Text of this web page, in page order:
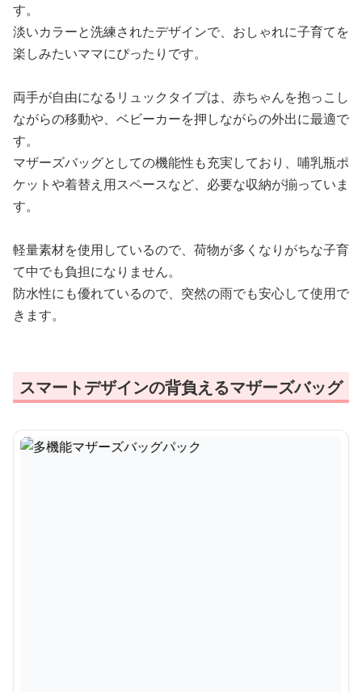
す。
淡いカラーと洗練されたデザインで、おしゃれに子育てを
楽しみたいママにぴったりです。
両手が自由になるリュックタイプは、赤ちゃんを抱っこし
ながらの移動や、ベビーカーを押しながらの外出に最適で
す。
マザーズバッグとしての機能性も充実しており、哺乳瓶ポ
ケットや着替え用スペースなど、必要な収納が揃っていま
す。
軽量素材を使用しているので、荷物が多くなりがちな子育
て中でも負担になりません。
防水性にも優れているので、突然の雨でも安心して使用で
きます。
スマートデザインの背負えるマザーズバッグ